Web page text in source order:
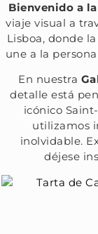
Bienvenido a
viaje visual a
Lisboa, donde
une a la
En nuestra
detalle está
icónico
utilizamos
inolvidable.
déjese